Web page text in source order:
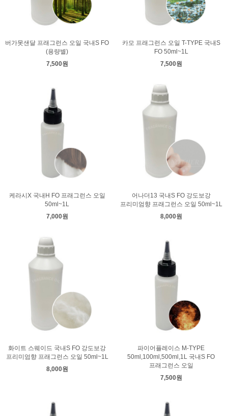
버가못샌달 프래그런스 오일 국내S FO
(용량별)
7,500원
카모 프래그런스 오일 T-TYPE 국내S
FO 50ml~1L
7,500원
케라시X 국내H FO 프래그런스 오일
50ml~1L
7,000원
어나더13 국내S FO 강도보강
프리미엄향 프래그런스 오일 50ml~1L
8,000원
화이트 스웨이드 국내S FO 강도보강
프리미엄향 프래그런스 오일 50ml~1L
8,000원
파이어플레이스 M-TYPE
50ml,100ml,500ml,1L 국내S FO
프래그런스 오일
7,500원